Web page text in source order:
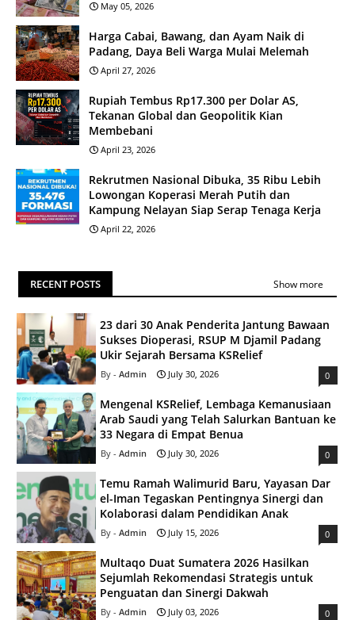
May 05, 2026
Harga Cabai, Bawang, dan Ayam Naik di
Padang, Daya Beli Warga Mulai Melemah
April 27, 2026
Rupiah Tembus Rp17.300 per Dolar AS,
Tekanan Global dan Geopolitik Kian
Membebani
April 23, 2026
Rekrutmen Nasional Dibuka, 35 Ribu Lebih
Lowongan Koperasi Merah Putih dan
Kampung Nelayan Siap Serap Tenaga Kerja
April 22, 2026
RECENT POSTS Show more
23 dari 30 Anak Penderita Jantung Bawaan
Sukses Dioperasi, RSUP M Djamil Padang
Ukir Sejarah Bersama KSRelief
Admin July 30, 2026 0
Mengenal KSRelief, Lembaga Kemanusiaan
Arab Saudi yang Telah Salurkan Bantuan ke
33 Negara di Empat Benua
Admin July 30, 2026 0
Temu Ramah Walimurid Baru, Yayasan Dar
el-Iman Tegaskan Pentingnya Sinergi dan
Kolaborasi dalam Pendidikan Anak
Admin July 15, 2026 0
Multaqo Duat Sumatera 2026 Hasilkan
Sejumlah Rekomendasi Strategis untuk
Penguatan dan Sinergi Dakwah
Admin July 03, 2026 0